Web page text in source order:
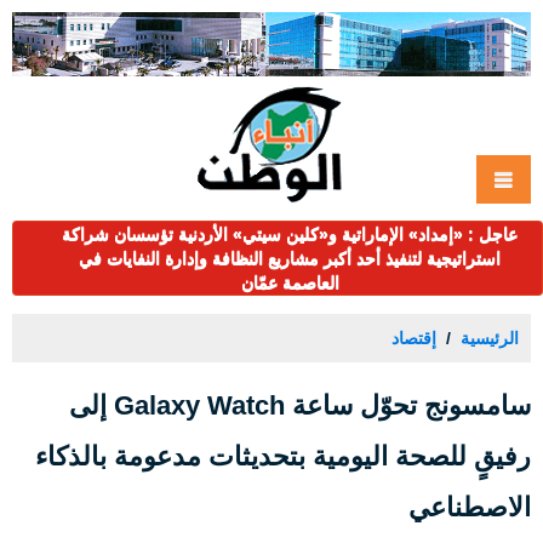
عاجل : «إمداد» الإماراتية و«كلين سيتي» الأردنية تؤسسان شراكة
استراتيجية لتنفيذ أحد أكبر مشاريع النظافة وإدارة النفايات في
العاصمة عمّان
الرئيسية إقتصاد
سامسونج تحوّل ساعة Galaxy Watch إلى
رفيقٍ للصحة اليومية بتحديثات مدعومة بالذكاء
الاصطناعي